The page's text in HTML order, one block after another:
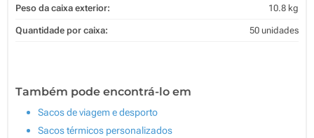
Peso da caixa exterior: 10.8 kg
Quantidade por caixa: 50 unidades
Também pode encontrá-lo em
Sacos de viagem e desporto
Sacos térmicos personalizados